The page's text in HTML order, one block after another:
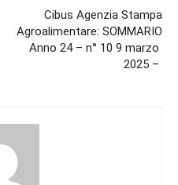
Cibus Agenzia Stampa
Agroalimentare: SOMMARIO
Anno 24 – n° 10 9 marzo
2025 –